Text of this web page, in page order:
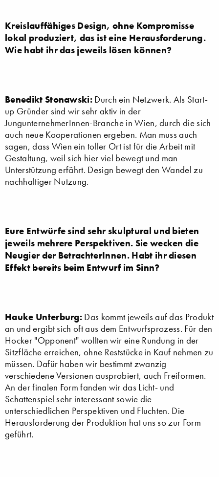
Kreislauffähiges Design, ohne Kompromisse
lokal produziert, das ist eine Herausforderung.
Wie habt ihr das jeweils lösen können?
Benedikt Stonawski: Durch ein Netzwerk. Als Start-
up Gründer sind wir sehr aktiv in der
JungunternehmerInnen-Branche in Wien, durch die sich
auch neue Kooperationen ergeben. Man muss auch
sagen, dass Wien ein toller Ort ist für die Arbeit mit
Gestaltung, weil sich hier viel bewegt und man
Unterstützung erfährt. Design bewegt den Wandel zu
nachhaltiger Nutzung.
Eure Entwürfe sind sehr skulptural und bieten
jeweils mehrere Perspektiven. Sie wecken die
Neugier der BetrachterInnen. Habt ihr diesen
Effekt bereits beim Entwurf im Sinn?
Hauke Unterburg: Das kommt jeweils auf das Produkt
an und ergibt sich oft aus dem Entwurfsprozess. Für den
Hocker "Opponent" wollten wir eine Rundung in der
Sitzfläche erreichen, ohne Reststücke in Kauf nehmen zu
müssen. Dafür haben wir bestimmt zwanzig
verschiedene Versionen ausprobiert, auch Freiformen.
An der finalen Form fanden wir das Licht- und
Schattenspiel sehr interessant sowie die
unterschiedlichen Perspektiven und Fluchten. Die
Herausforderung der Produktion hat uns so zur Form
geführt.